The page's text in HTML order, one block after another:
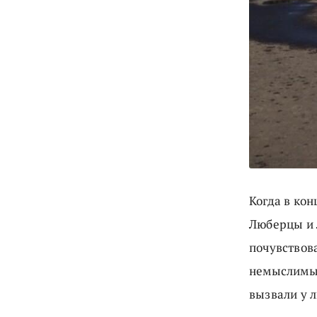
Когда в
Люберцы и
вызвали у